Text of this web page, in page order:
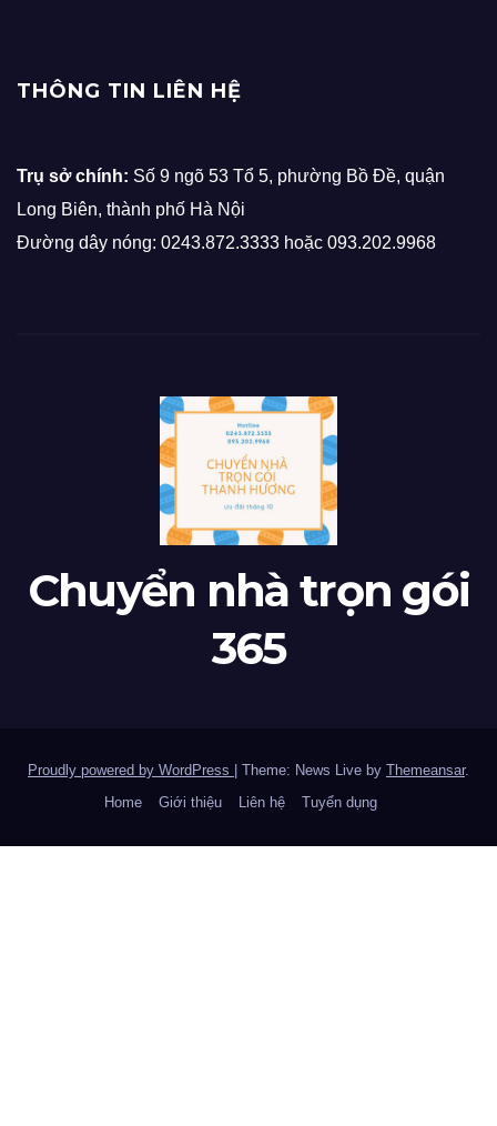
THÔNG TIN LIÊN HỆ
Trụ sở chính: Số 9 ngõ 53 Tổ 5, phường Bồ Đề, quận
Long Biên, thành phố Hà Nội
Đường dây nóng: 0243.872.3333 hoặc 093.202.9968
Chuyển nhà trọn gói
365
Proudly powered by WordPress Theme: News Live by Themeansar.
Home
Giới thiệu Liên hệ Tuyển dụng